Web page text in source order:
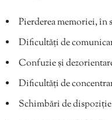
Pierderea memoriei, în
Dificultăți de
Confuzie și
Dificultăți de
Schimbări de